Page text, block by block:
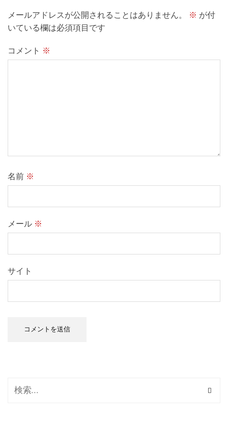
メールアドレスが公開されることはありません。 ※ が付
いている欄は必須項目です
コメント ※
名前 ※
メール ※
サイト